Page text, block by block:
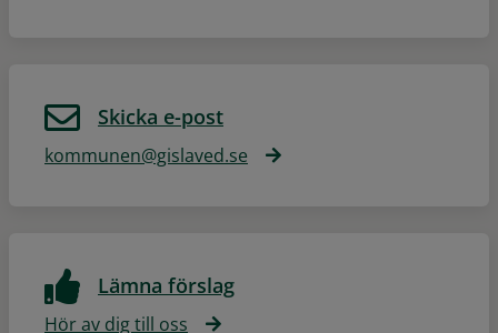
Skicka e-post
kommunen@gislaved.se
Lämna förslag
Hör av dig till oss